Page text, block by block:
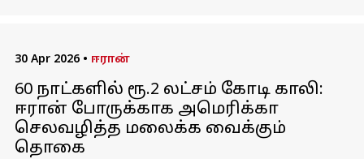
30 Apr 2026 • ஈரான்
60 நாட்களில் ரூ.2 லட்சம் கோடி காலி:
ஈரான் போருக்காக அமெரிக்கா
செலவழித்த மலைக்க வைக்கும்
தொகை